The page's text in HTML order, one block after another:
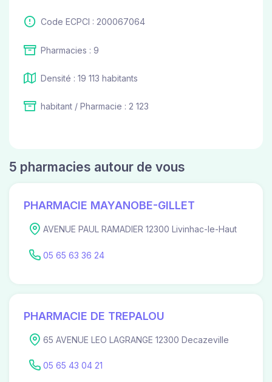
Code ECPCI : 200067064
Pharmacies : 9
Densité : 19 113 habitants
habitant / Pharmacie : 2 123
5 pharmacies autour de vous
PHARMACIE MAYANOBE-GILLET
AVENUE PAUL RAMADIER 12300 Livinhac-le-Haut
05 65 63 36 24
PHARMACIE DE TREPALOU
65 AVENUE LEO LAGRANGE 12300 Decazeville
05 65 43 04 21